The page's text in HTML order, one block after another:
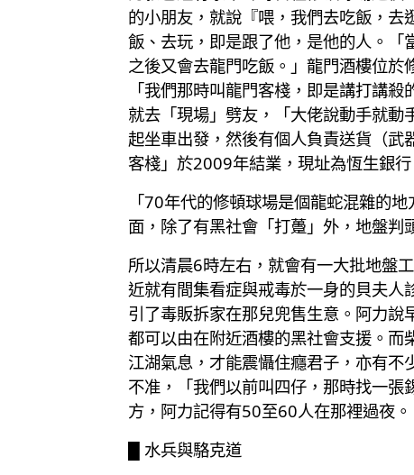
的小朋友，就說『喂，我們去吃飯，
飯、去玩，即是跟了他，是他的人。「
之後又會去龍門吃飯。」龍門酒樓位於
「我們那時叫龍門客棧，即是講打講
就去「現場」劈友，「大佬說動手就
起坐車出發，然後有個人負責送貨（
客棧」於2009年結業，現址為恆生銀行
「70年代的修頓球場是個龍蛇混雜的
面，除了有黑社會「打躉」外，地盤判
所以清晨6時左右，就會有一大批地盤
近就有間集看症與戒毒於一身的貝夫
引了毒販拆家在那兒兜售生意。阿力
都可以由在附近酒樓的黑社會支援。
江湖氣息，才能震懾住癮君子，亦有
不准，「我們以前叫四仔，那時找一
方，阿力記得有50至60人在那裡過夜。
█ 水兵與駱克道